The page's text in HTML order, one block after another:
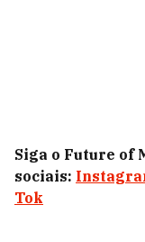
Siga o Future of
sociais:
Tok